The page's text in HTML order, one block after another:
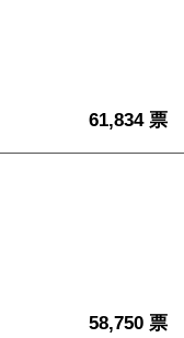
61,834 票
58,750 票